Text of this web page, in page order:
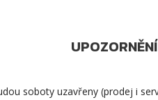
UPOZORNĚNÍ
soboty uzavřeny (prodej i